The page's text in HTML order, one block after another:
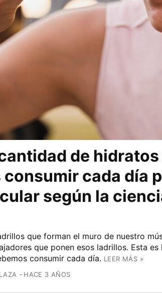
de
consumir cada día
según la
que forman el muro de nuestro
que ponen esos ladrillos. Esta
consumir cada día. LEER MÁS »
HACE 3 AÑOS